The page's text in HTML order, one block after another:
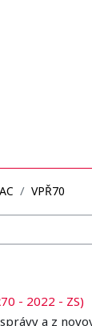
VPŘ70
- 2022 - ZS)
a z